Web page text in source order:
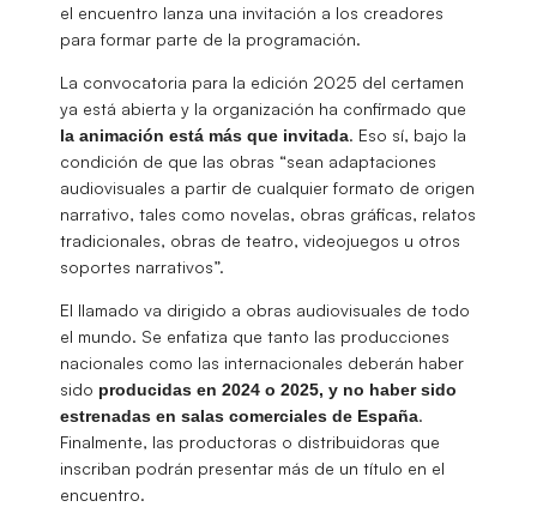
el encuentro lanza una invitación a los creadores
para formar parte de la programación.
La convocatoria para la edición 2025 del certamen
ya está abierta y la organización ha confirmado que
la animación está más que invitada. Eso sí, bajo la
condición de que las obras “sean adaptaciones
audiovisuales a partir de cualquier formato de origen
narrativo, tales como novelas, obras gráficas, relatos
tradicionales, obras de teatro, videojuegos u otros
soportes narrativos”.
El llamado va dirigido a obras audiovisuales de todo
el mundo. Se enfatiza que tanto las producciones
nacionales como las internacionales deberán haber
sido producidas en 2024 o 2025, y no haber sido
estrenadas en salas comerciales de España.
Finalmente, las productoras o distribuidoras que
inscriban podrán presentar más de un título en el
encuentro.